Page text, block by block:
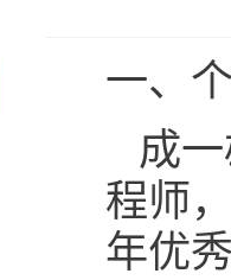
一、
成
程师
年优